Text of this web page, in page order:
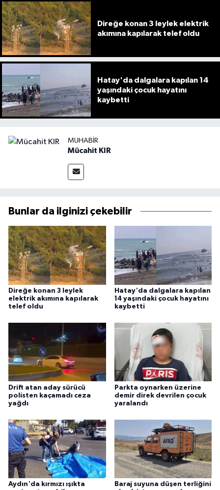
Direğe konan 3 leylek elektrik
akımına kapılarak telef oldu
Hatay'da dalgalara kapılan 14
yaşındaki çocuk hayatını
kaybetti
MUHABIR
Mücahit KIR
Bunlar da ilginizi çekebilir
Direğe konan 3 leylek
elektrik akımına kapılarak
telef oldu
Hatay'da dalgalara kapılan
14 yaşındaki çocuk hayatını
kaybetti
Drift atan aday sürücü
polisten kaçamadı ceza
yağdı
Parkta oynarken üzerine
demir direk devrilen çocuk
yaralandı
Aydın'da kırmızı ışıkta
Baraj suyuna düşen terliğini